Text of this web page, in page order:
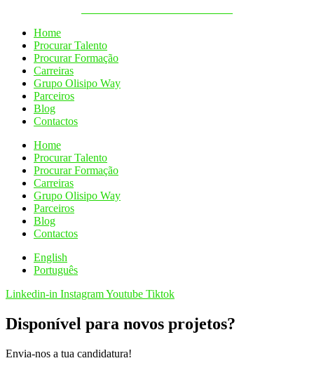
Home
Procurar Talento
Procurar Formação
Carreiras
Grupo Olisipo Way
Parceiros
Blog
Contactos
Home
Procurar Talento
Procurar Formação
Carreiras
Grupo Olisipo Way
Parceiros
Blog
Contactos
English
Português
Linkedin-in InstagramYoutube Tiktok
Disponível para novos projetos?
Envia-nos a tua candidatura!